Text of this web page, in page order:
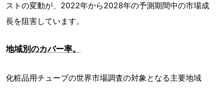
ストの変動が、2022年から2028年の予測期間中の市場成
長を阻害しています。
地域別のカバー率。
化粧品用チューブの世界市場調査の対象となる主要地域